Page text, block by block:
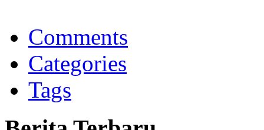
BNI Syariah
Memberikan yang terbaik sesuai kaidah Islam, kunjungi situs resmi
Comments
Categories
Tags